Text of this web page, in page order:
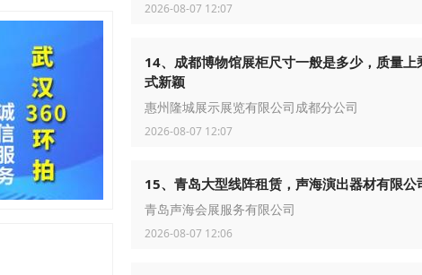
2026-08-07 12:07
14、成都博物馆展柜尺寸一般是多少，质量上
式新颖
惠州隆城展示展览有限公司成都分公司
2026-08-07 12:07
15、青岛大型线阵租赁，声海演出器材有限公
青岛声海会展服务有限公司
2026-08-07 12:06